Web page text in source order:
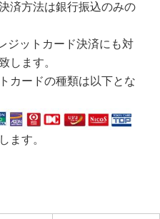
済方法は銀行振込のみの
ジットカード決済にも対
します。
カードの種類は以下とな
ます。